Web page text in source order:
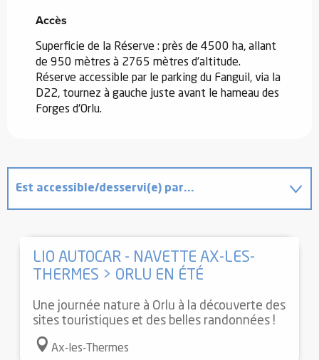
Accès
Accès
Superficie de la Réserve : près de 4500 ha, allant
de 950 mètres à 2765 mètres d’altitude.
Réserve accessible par le parking du Fanguil, via la
D22, tournez à gauche juste avant le hameau des
Forges d'Orlu.
Est accessible/desservi(e) par...
Se trouve sur le parcours de...
A dans son périmètre...
Suggestion à proximité...
LIO AUTOCAR - NAVETTE AX-LES-
THERMES > ORLU EN ÉTÉ
Une journée nature à Orlu à la découverte des
sites touristiques et des belles randonnées !
Ax-les-Thermes